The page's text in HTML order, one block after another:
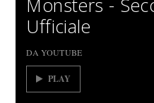
Monsters -
Ufficiale
DA YOUTUBE
PLAY